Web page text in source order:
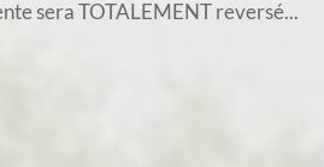
sera TOTALEMENT reversé...